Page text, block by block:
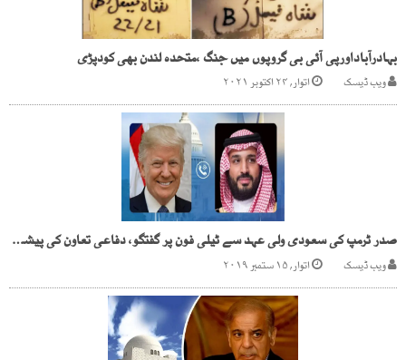
بہادرآباداورپی آئی بی گروپوں میں جنگ ،متحدہ لندن بھی کودپڑی
ویب ڈیسک اتوار, ۲۴ اکتوبر ۲۰۲۱
صدر ٹرمپ کی سعودی ولی عہد سے ٹیلی فون پر گفتگو، دفاعی تعاون کی پیشکش
ویب ڈیسک اتوار, ۱۵ ستمبر ۲۰۱۹